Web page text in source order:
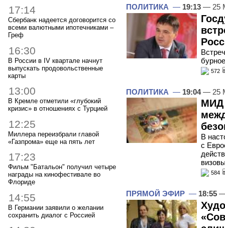
17:14
Сбербанк надеется договорится со
всеми валютными ипотечниками –
Греф
16:30
В России в IV квартале начнут
выпускать продовольственные
карты
13:00
В Кремле отметили «глубокий
кризис» в отношениях с Турцией
12:25
Миллера переизбрали главой
«Газпрома» еще на пять лет
17:23
Фильм "Батальон" получил четыре
награды на кинофестивале во
Флориде
14:55
В Германии заявили о желании
сохранить диалог с Россией
ПОЛИТИКА — 19:13 — 25
572
ПОЛИТИКА — 19:04— 25
МИД
В
с
584
ПРЯМОЙ ЭФИР — 18:55